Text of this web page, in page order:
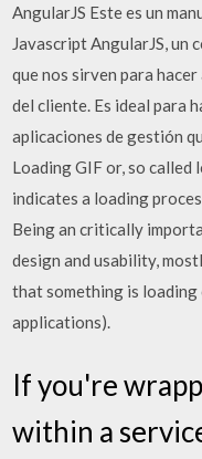
AngularJS Este es un
Javascript AngularJS,
que nos sirven para
del cliente. Es ideal para
aplicaciones de gestión
Loading GIF or, so
indicates a loading
Being an critically
design and usability,
that something is loading
applications).
If you're
within a